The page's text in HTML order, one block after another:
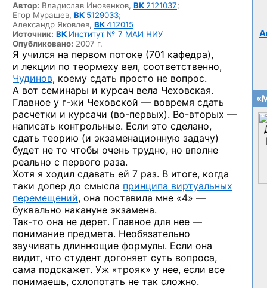
Автор: Владислав Иновенков, ВК 2121037;
Егор Мурашев, ВК 5129033;
Александр Яковлев, ВК412015
Источник: ВК Институт № 7 МАИ НИУ
Опубликовано: 2007 г.
Я учился на первом потоке (701 кафедра),
и лекции по теормеху вел, соответственно,
Чудинов, коему сдать просто не вопрос.
А вот семинары и курсач вела Чеховская.
Главное у г-жи Чеховской — вовремя сдать
расчетки и курсачи (во-первых). Во-вторых —
написать контрольные. Если это сделано,
сдать теорию (и экзаменационную задачу)
будет не то чтобы очень трудно, но вполне
реально с первого раза.
Хотя я ходил сдавать ей 7 раз. В итоге, когда
таки допер до смысла принципа виртуальных
перемещений, она поставила мне «4» —
буквально накануне экзамена.
Так-то она не дерет. Главное для нее —
понимание предмета. Необязательно
заучивать длиннющие формулы. Если она
видит, что студент догоняет суть вопроса,
сама подскажет. Уж «трояк» у нее, если все
понимаешь, схлопотать не так сложно.